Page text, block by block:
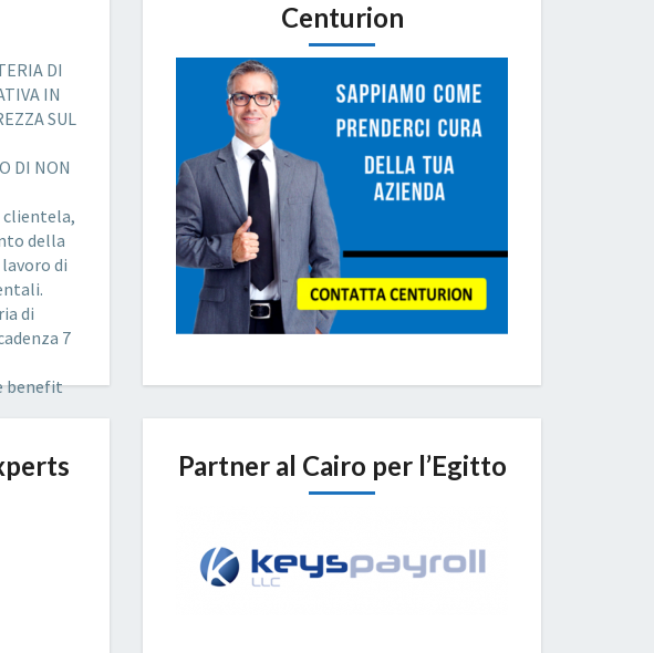
DI
IN
SUL
DI NON
della
di
di
7
benefit
Centurion
Partner al Cairo per l’Egitto